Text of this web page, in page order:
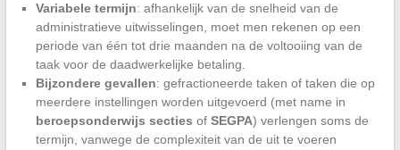
Variabele termijn: afhankelijk van de snelheid van de
administratieve uitwisselingen, moet men rekenen op een
periode van één tot drie maanden na de voltooiing van de
taak voor de daadwerkelijke betaling.
Bijzondere gevallen: gefractioneerde taken of taken die op
meerdere instellingen worden uitgevoerd (met name in
beroepsonderwijs secties of SEGPA) verlengen soms de
termijn, vanwege de complexiteit van de uit te voeren